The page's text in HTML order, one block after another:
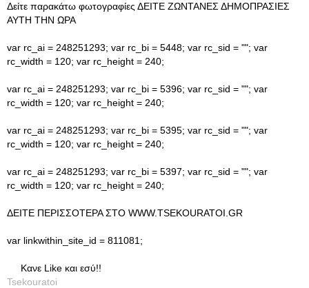
Δείτε παρακάτω φωτογραφίες ΔΕΙΤΕ ΖΩΝΤΑΝΕΣ ΔΗΜΟΠΡΑΣΙΕΣ
ΑΥΤΗ ΤΗΝ ΩΡΑ
var rc_ai = 248251293; var rc_bi = 5448; var rc_sid = ""; var
rc_width = 120; var rc_height = 240;
var rc_ai = 248251293; var rc_bi = 5396; var rc_sid = ""; var
rc_width = 120; var rc_height = 240;
var rc_ai = 248251293; var rc_bi = 5395; var rc_sid = ""; var
rc_width = 120; var rc_height = 240;
var rc_ai = 248251293; var rc_bi = 5397; var rc_sid = ""; var
rc_width = 120; var rc_height = 240;
ΔΕΙΤΕ ΠΕΡΙΣΣΟΤΕΡΑ ΣΤΟ WWW.TSEKOURATOI.GR
var linkwithin_site_id = 811081;
Κανε Like και εσύ!!
Tsekouratoi